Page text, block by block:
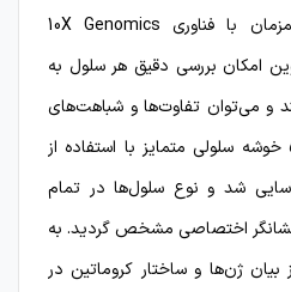
accessibility) را به‌طور همزمان با فناوری 10X Genomics
امکان بررسی دقیق هر سلول به
و می‌توان تفاوت‌ها و شباهت‌های
انواع سلول‌ها را درک کرد. ۵۶ خوشه سلولی متمایز با استفاده از
شد و نوع سلول‌ها در تمام
نشانگر اختصاصی مشخص گردید. به
ژن‌ها و ساختار کروماتین در